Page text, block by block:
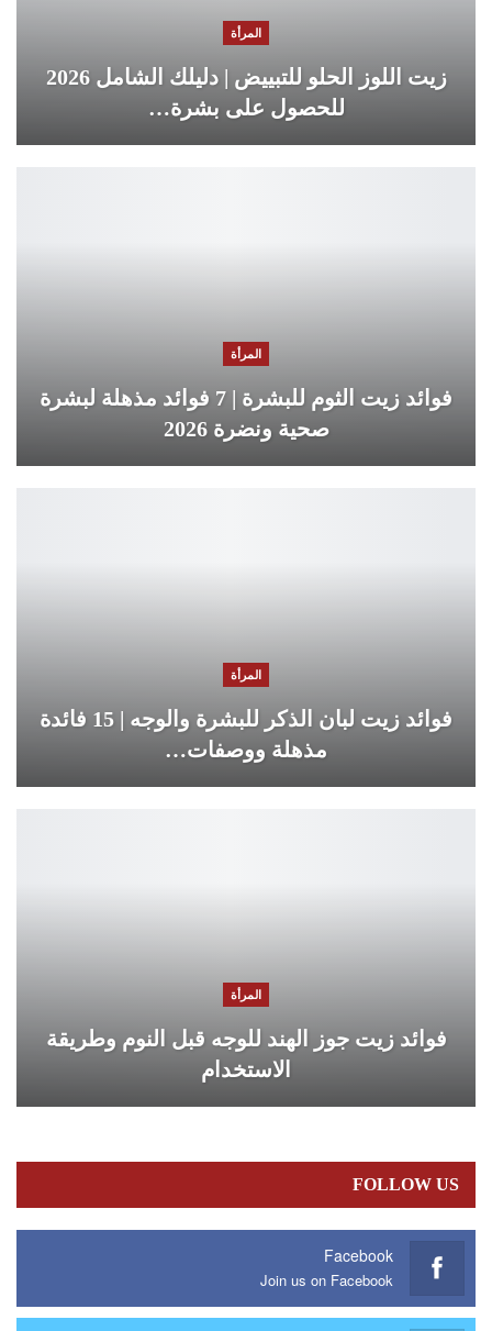
المرأة
زيت اللوز الحلو للتبييض | دليلك الشامل 2026
للحصول على بشرة…
المرأة
فوائد زيت الثوم للبشرة | 7 فوائد مذهلة لبشرة
صحية ونضرة 2026
المرأة
فوائد زيت لبان الذكر للبشرة والوجه | 15 فائدة
مذهلة ووصفات…
المرأة
فوائد زيت جوز الهند للوجه قبل النوم وطريقة
الاستخدام
FOLLOW US
Facebook
Join us on Facebook